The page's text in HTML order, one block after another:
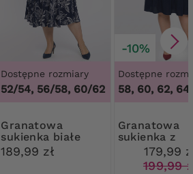
Dostępne rozmiary
52/54, 56/58, 60/62
Granatowa
sukienka białe
liście
189,99 zł
-10%
Dostępne
58, 60, 62, 64
Granatowa
sukienka z
falbanką
179,99
199,99